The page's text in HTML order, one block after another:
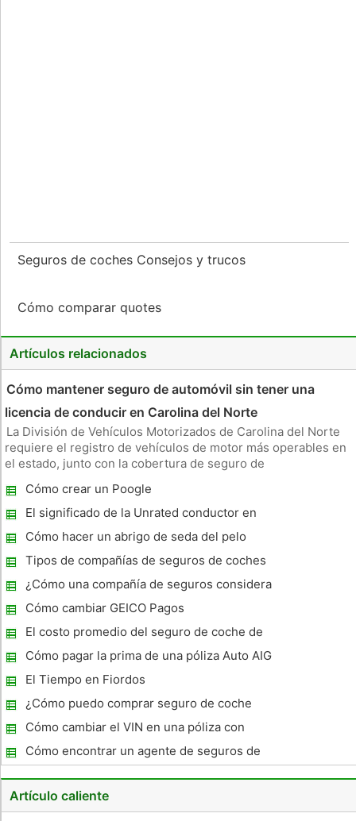
Seguros de coches Consejos y trucos
Cómo comparar quotes
Artículos relacionados
Cómo mantener seguro de automóvil sin tener una
licencia de conducir en Carolina del Norte
La División de Vehículos Motorizados de Carolina del Norte
requiere el registro de vehículos de motor más operables en
el estado, junto con la cobertura de seguro de
conducir para asegurar su vehículo, pero se debe mantener la
cobertura de seg
Cómo crear un Poogle
El significado de la Unrated conductor en
seguros de coche
Cómo hacer un abrigo de seda del pelo
Tipos de compañías de seguros de coches
¿Cómo una compañía de seguros considera
un valor de carro
Cómo cambiar GEICO Pagos
El costo promedio del seguro de coche de
Michigan
Cómo pagar la prima de una póliza Auto AIG
El Tiempo en Fiordos
¿Cómo puedo comprar seguro de coche
asequible en Colorado?
Cómo cambiar el VIN en una póliza con
Allstate
Cómo encontrar un agente de seguros de
coches Savvy
Artículo caliente